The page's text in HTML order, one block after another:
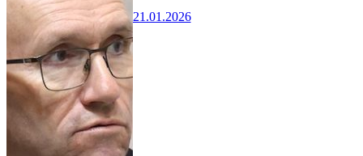
21.01.2026